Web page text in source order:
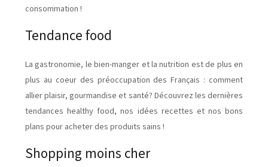
consommation !
Tendance food
La gastronomie, le bien-manger et la nutrition est de plus en
plus au coeur des préoccupation des Français : comment
allier plaisir, gourmandise et santé? Découvrez les dernières
tendances healthy food, nos idées recettes et nos bons
plans pour acheter des produits sains !
Shopping moins cher